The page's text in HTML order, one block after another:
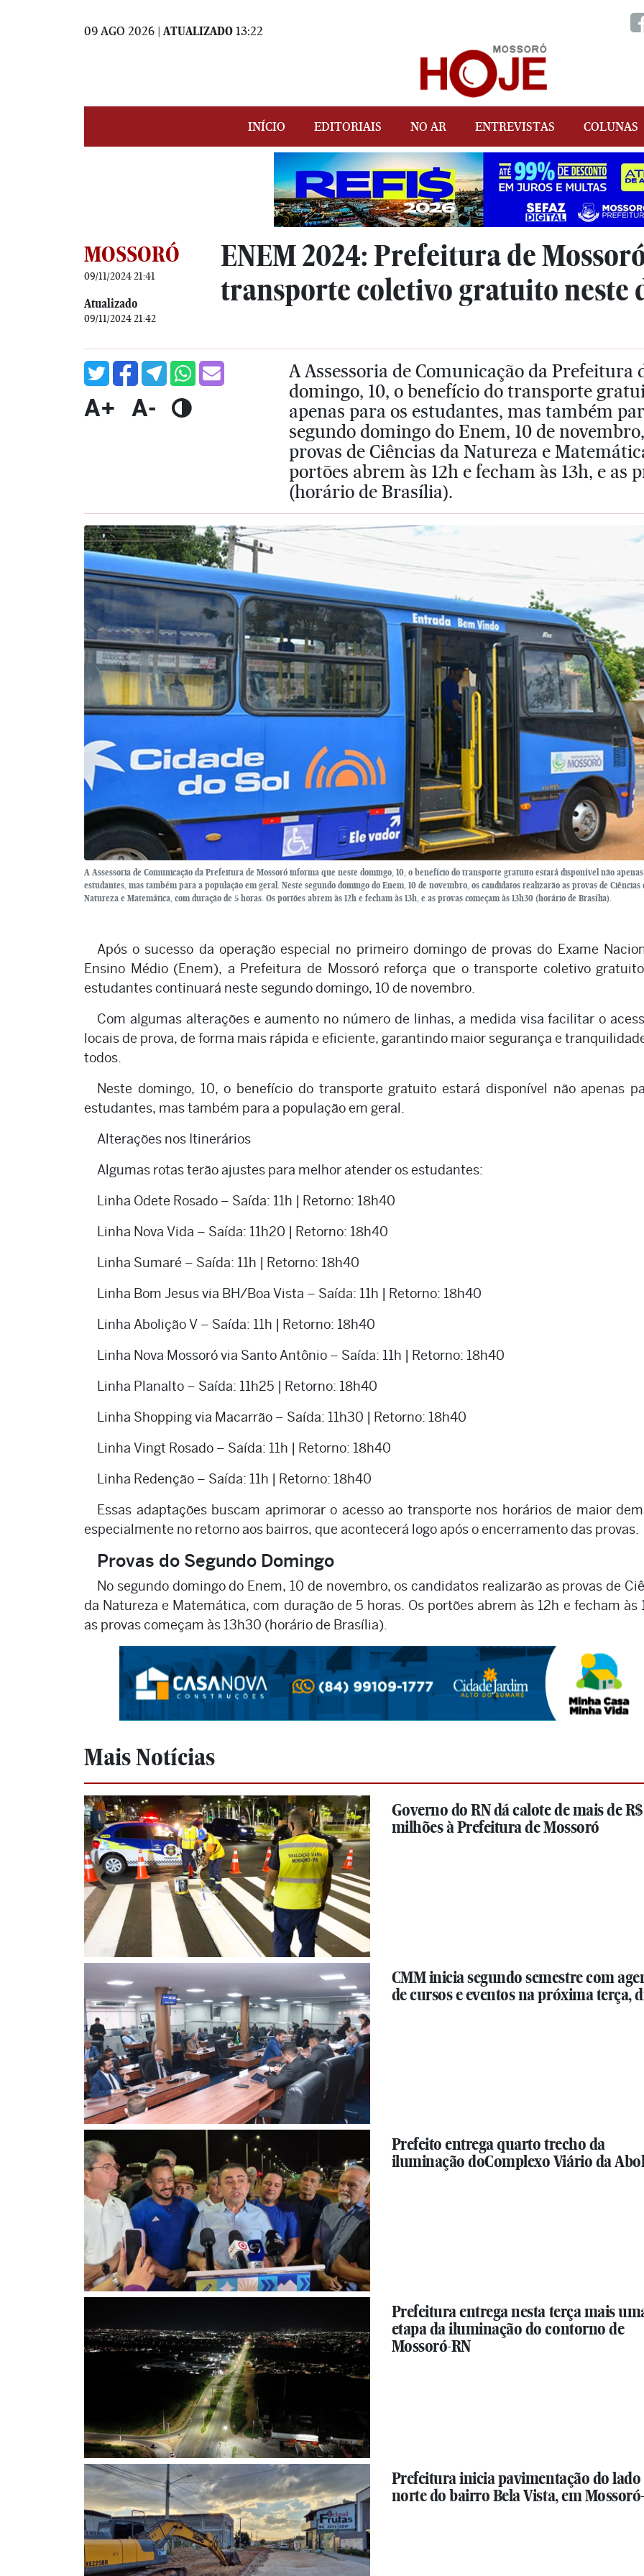
09 AGO 2026 | ATUALIZADO 13:22
INÍCIO EDITORIAIS NO AR ENTREVISTAS COLUNAS
MOSSORÓ
09/11/2024 21:41
Atualizado
09/11/2024 21:42
ENEM 2024: Prefeitura de
transporte coletivo gratuito neste
A+ A-
A Assessoria de Comunicação da
domingo, 10, o benefício do transporte
apenas para os estudantes, mas também
segundo domingo do Enem, 10 de
provas de Ciências da Natureza e
portões abrem às 12h e fecham às 13h, e as
(horário de Brasília).
A Assessoria de Comunicação da Prefeitura de Mossoró informa que neste domingo, 10, o benefício do transporte gratuito estará disponível não
estudantes, mas também para a população em geral. Neste segundo domingo do Enem, 10 de novembro, os candidatos realizarão as provas de Ciências
Natureza e Matemática, com duração de 5 horas. Os portões abrem às 12h e fecham às 13h, e as provas começam às 13h30 (horário de Brasília).
Após o sucesso da operação especial no primeiro domingo de provas do Exame
Ensino Médio (Enem), a Prefeitura de Mossoró reforça que o transporte coletivo
estudantes continuará neste segundo domingo, 10 de novembro.
Com algumas alterações e aumento no número de linhas, a medida visa facilitar o
locais de prova, de forma mais rápida e eficiente, garantindo maior segurança e
todos.
Neste domingo, 10, o benefício do transporte gratuito estará disponível não apenas
estudantes, mas também para a população em geral.
Alterações nos Itinerários
Algumas rotas terão ajustes para melhor atender os estudantes:
Linha Odete Rosado – Saída: 11h | Retorno: 18h40
Linha Nova Vida – Saída: 11h20 | Retorno: 18h40
Linha Sumaré – Saída: 11h | Retorno: 18h40
Linha Bom Jesus via BH/Boa Vista – Saída: 11h | Retorno: 18h40
Linha Abolição V – Saída: 11h | Retorno: 18h40
Linha Nova Mossoró via Santo Antônio – Saída: 11h | Retorno: 18h40
Linha Planalto – Saída: 11h25 | Retorno: 18h40
Linha Shopping via Macarrão – Saída: 11h30 | Retorno: 18h40
Linha Vingt Rosado – Saída: 11h | Retorno: 18h40
Linha Redenção – Saída: 11h | Retorno: 18h40
Essas adaptações buscam aprimorar o acesso ao transporte nos horários de maior
especialmente no retorno aos bairros, que acontecerá logo após o encerramento das provas.
Provas do Segundo Domingo
No segundo domingo do Enem, 10 de novembro, os candidatos realizarão as provas de
da Natureza e Matemática, com duração de 5 horas. Os portões abrem às 12h e fecham às
as provas começam às 13h30 (horário de Brasília).
Mais Notícias
Governo do RN dá calote de mais de
milhões à Prefeitura de Mossoró
CMM inicia segundo semestre com
de cursos e eventos na próxima terça,
Prefeito entrega quarto trecho da
iluminação doComplexo Viário da
Prefeitura entrega nesta terça mais
etapa da iluminação do contorno de
Mossoró-RN
Prefeitura inicia pavimentação do lado
norte do bairro Bela Vista, em